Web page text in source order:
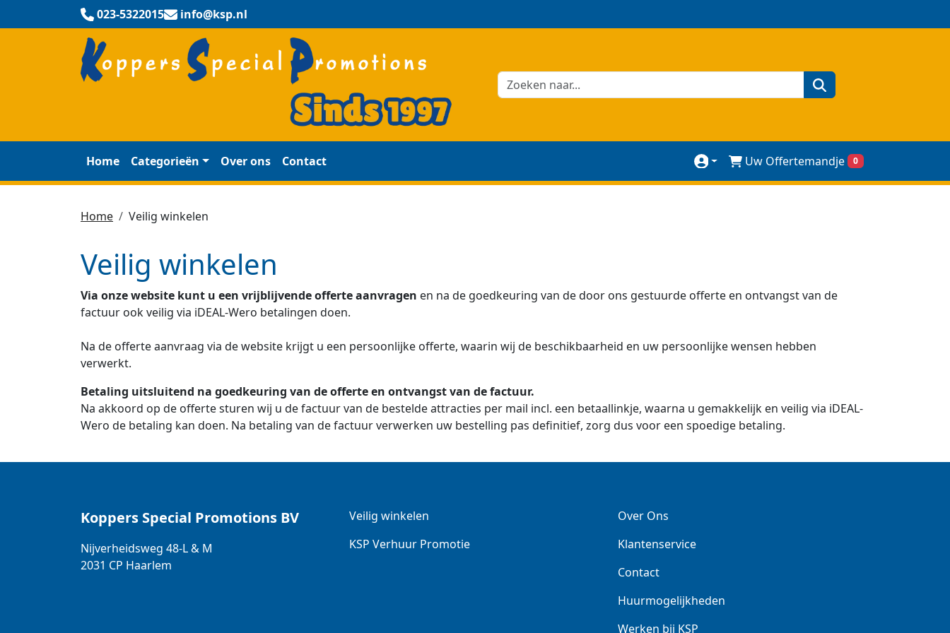
023-5322015 info@ksp.nl
zoeken
Home Categorieën Over ons Contact Uw Offertemandje 0
Home Veilig winkelen
Veilig winkelen
Via onze website kunt u een vrijblijvende offerte aanvragen en na de goedkeuring van de door ons gestuurde offerte en ontvangst van de
factuur ook veilig via iDEAL-Wero betalingen doen.
Na de offerte aanvraag via de website krijgt u een persoonlijke offerte, waarin wij de beschikbaarheid en uw persoonlijke wensen hebben
verwerkt.
Betaling uitsluitend na goedkeuring van de offerte en ontvangst van de factuur.
Na akkoord op de offerte sturen wij u de factuur van de bestelde attracties per mail incl. een betaallinkje, waarna u gemakkelijk en veilig via iDEAL-
Wero de betaling kan doen. Na betaling van de factuur verwerken uw bestelling pas definitief, zorg dus voor een spoedige betaling.
Koppers Special Promotions BV
Nijverheidsweg 48-L & M
2031 CP Haarlem
Veilig winkelen
KSP Verhuur Promotie
Over Ons
Klantenservice
Contact
Huurmogelijkheden
Werken bij KSP